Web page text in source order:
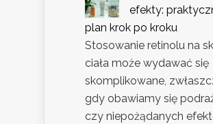
efekty:
plan krok po kroku
Stosowanie retinolu na
ciała może wydawać się
skomplikowane,
gdy obawiamy się
czy niepożądanych